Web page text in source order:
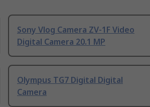
Sony Vlog Camera ZV-1F Video
Digital Camera 20.1 MP
Olympus TG7 Digital Digital
Camera